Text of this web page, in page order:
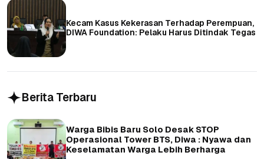
Kecam Kasus Kekerasan Terhadap Perempuan,
DIWA Foundation: Pelaku Harus Ditindak Tegas
Berita Terbaru
Warga Bibis Baru Solo Desak STOP
Operasional Tower BTS, Diwa : Nyawa dan
Keselamatan Warga Lebih Berharga